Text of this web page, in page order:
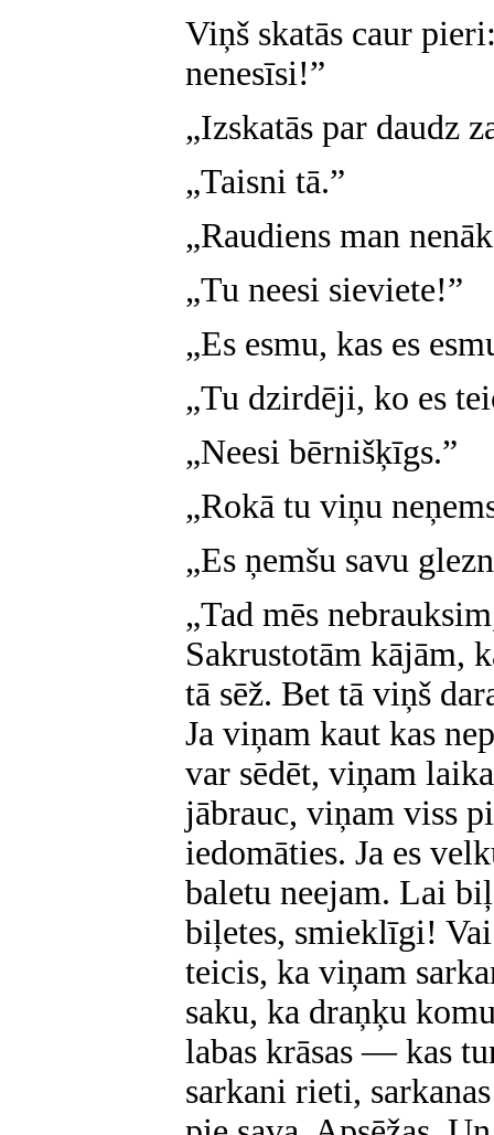
Viņš skatās caur
nenesīsi!”
„Izskatās par daudz
„Taisni tā.”
„Raudiens man
„Tu neesi sieviete!”
„Es esmu, kas es
„Tu dzirdēji, ko es
„Neesi bērnišķīgs.”
„Rokā tu viņu
„Es ņemšu savu
„Tad mēs
Sakrustotām kājām,
tā sēž. Bet tā viņš
Ja viņam kaut kas
var sēdēt, viņam
jābrauc, viņam viss
iedomāties. Ja es
baletu neejam. Lai
biļetes, smieklīgi!
teicis, ka viņam
saku, ka draņķu
labas krāsas — kas
sarkani rieti,